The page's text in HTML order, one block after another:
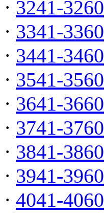
· 3241-3260
· 3341-3360
· 3441-3460
· 3541-3560
· 3641-3660
· 3741-3760
· 3841-3860
· 3941-3960
· 4041-4060